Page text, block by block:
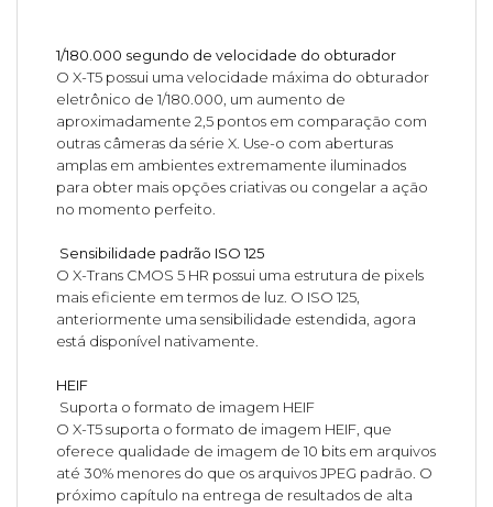
1/180.000 segundo de velocidade do obturador
O X-T5 possui uma velocidade máxima do obturador
eletrônico de 1/180.000, um aumento de
aproximadamente 2,5 pontos em comparação com
outras câmeras da série X. Use-o com aberturas
amplas em ambientes extremamente iluminados
para obter mais opções criativas ou congelar a ação
no momento perfeito.
Sensibilidade padrão ISO 125
O X-Trans CMOS 5 HR possui uma estrutura de pixels
mais eficiente em termos de luz. O ISO 125,
anteriormente uma sensibilidade estendida, agora
está disponível nativamente.
HEIF
Suporta o formato de imagem HEIF
O X-T5 suporta o formato de imagem HEIF, que
oferece qualidade de imagem de 10 bits em arquivos
até 30% menores do que os arquivos JPEG padrão. O
próximo capítulo na entrega de resultados de alta